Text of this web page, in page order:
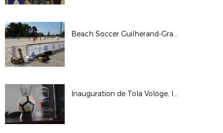
Beach Soccer Guilherand-Granges 2018
Inauguration de Tola Vologe, le samedi 9 juin 2018